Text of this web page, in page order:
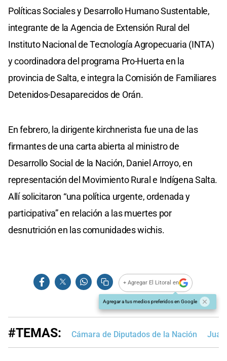
Políticas Sociales y Desarrollo Humano Sustentable,
integrante de la Agencia de Extensión Rural del
Instituto Nacional de Tecnología Agropecuaria (INTA)
y coordinadora del programa Pro-Huerta en la
provincia de Salta, e integra la Comisión de Familiares
Detenidos-Desaparecidos de Orán.
En febrero, la dirigente kirchnerista fue una de las
firmantes de una carta abierta al ministro de
Desarrollo Social de la Nación, Daniel Arroyo, en
representación del Movimiento Rural e Indígena Salta.
Allí solicitaron “una política urgente, ordenada y
participativa” en relación a las muertes por
desnutrición en las comunidades wichis.
+ Agregar El Litoral en
Agregar a tus medios preferidos en Google
#TEMAS: Cámara de Diputados de la Nación